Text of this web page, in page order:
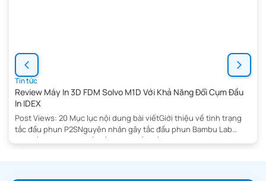
Tin tức
Review Máy In 3D FDM Solvo M1D Với Khả Năng Đổi Cụm Đầu
In IDEX
Post Views: 20 Mục lục nội dung bài viếtGiới thiệu về tình trạng
tắc đầu phun P2SNguyên nhân gây tắc đầu phun Bambu Lab
P2SDấu hiệu nhận biết cần thông tắc đầu phun P2SLưu ý an toàn